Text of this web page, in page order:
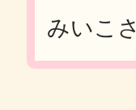
みいこ